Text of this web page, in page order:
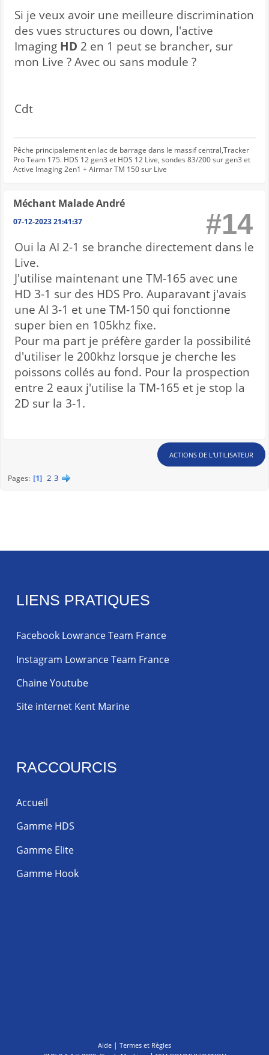
Si je veux avoir une meilleure discrimination
des vues structures ou down, l'active
Imaging HD 2 en 1 peut se brancher, sur
mon Live ? Avec ou sans module ?
Cdt
Pêche principalement en lac de barrage dans le massif central,Tracker
Pro Team 175. HDS 12 gen3 et HDS 12 Live, sondes 83/200 sur gen3 et
Active Imaging 2en1 + Airmar TM 150 sur Live
Méchant Malade André
07-12-2023 21:41:37 #14
Oui la AI 2-1 se branche directement dans le
Live.
J'utilise maintenant une TM-165 avec une
HD 3-1 sur des HDS Pro. Auparavant j'avais
une AI 3-1 et une TM-150 qui fonctionne
super bien en 105khz fixe.
Pour ma part je préfère garder la possibilité
d'utiliser le 200khz lorsque je cherche les
poissons collés au fond. Pour la prospection
entre 2 eaux j'utilise la TM-165 et je stop la
2D sur la 3-1.
ACTIONS DE L'UTILISATEUR
Pages 1 2 3
LIENS PRATIQUES
Facebook Lowrance Team France
Instagram Lowrance Team France
Chaine Youtube
Site internet Kent Marine
RACCOURCIS
Accueil
Gamme HDS
Gamme Elite
Gamme Hook
Aide | Termes et Règles